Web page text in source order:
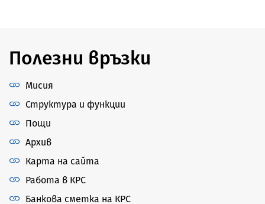
Полезни връзки
Мисия
Структура и функции
Пощи
Архив
Карта на сайта
Работа в КРС
Банкова сметка на КРС